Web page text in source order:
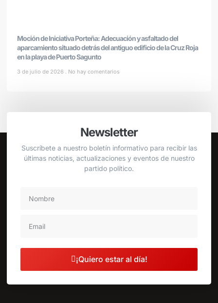
Moción de Iniciativa Porteña: Adecuación y asfaltado del
aparcamiento situado detrás del antiguo edificio de la Cruz Roja
en la playa de Puerto Sagunto
3 de julio de 2026 No hay comentarios
Newsletter
Suscríbete a nuestro boletín informativo para recibir las
últimas noticias, actualizaciones y eventos de nuestro
partido político.
¡Quiero estar al día!